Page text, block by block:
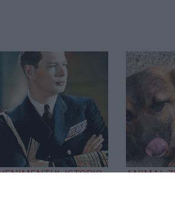
ISTORIC ANIMAL
O viață
miracol!